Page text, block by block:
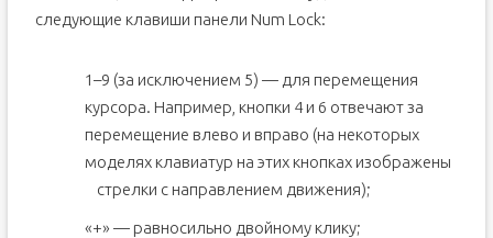
следующие клавиши панели Num Lock:
1–9 (за исключением 5) — для перемещения
курсора. Например, кнопки 4 и 6 отвечают за
перемещение влево и вправо (на некоторых
моделях клавиатур на этих кнопках изображены
стрелки с направлением движения);
«+» — равносильно двойному клику;